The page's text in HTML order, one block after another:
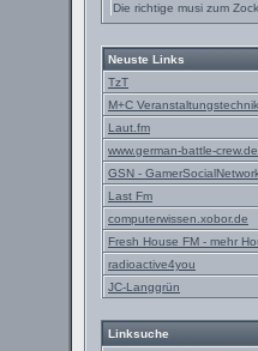
Die richtige musi zum
Neuste Links
TzT
M+C Veranstaltungstechnik
Laut.fm
www.german-battle-crew.de
GSN -
Last Fm
computerwissen.xobor.de
Fresh House FM - mehr
radioactive4you
JC-Langgrün
Linksuche